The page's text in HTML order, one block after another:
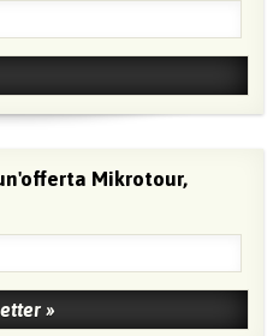
Mikrotour,